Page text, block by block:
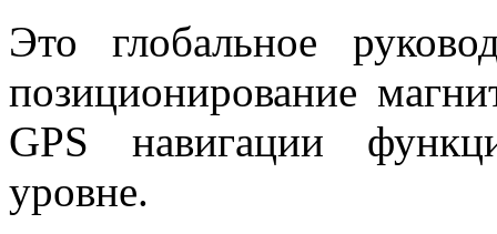
Это глобальное
позиционирование
GPS навигации
уровне.